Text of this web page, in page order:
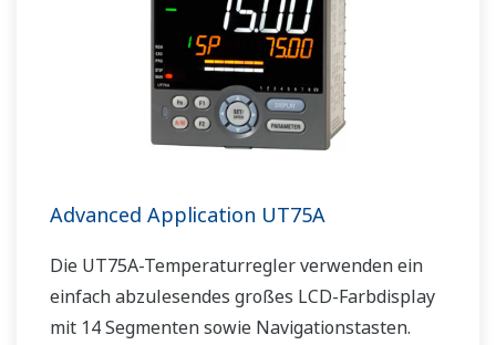
Advanced Application UT75A
Die UT75A-Temperaturregler verwenden ein
einfach abzulesendes großes LCD-Farbdisplay
mit 14 Segmenten sowie Navigationstasten.